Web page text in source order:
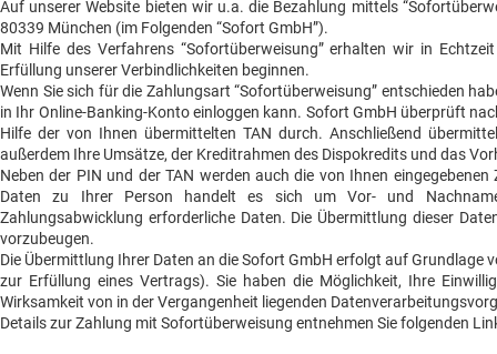
Auf unserer Website bieten wir u.a. die Bezahlung mittels
80339 München (im Folgenden “Sofort GmbH”).
Mit Hilfe des Verfahrens “Sofortüberweisung” erhalten wir in
Erfüllung unserer Verbindlichkeiten beginnen.
Wenn Sie sich für die Zahlungsart “Sofortüberweisung” entschieden
in Ihr Online-Banking-Konto einloggen kann. Sofort GmbH überprüft
Hilfe der von Ihnen übermittelten TAN durch. Anschließend
außerdem Ihre Umsätze, der Kreditrahmen des Dispokredits und das
Neben der PIN und der TAN werden auch die von Ihnen
Daten zu Ihrer Person handelt es sich um Vor- und
Zahlungsabwicklung erforderliche Daten. Die Übermittlung dieser
vorzubeugen.
Die Übermittlung Ihrer Daten an die Sofort GmbH erfolgt auf Grundlage
zur Erfüllung eines Vertrags). Sie haben die Möglichkeit, Ihre
Wirksamkeit von in der Vergangenheit liegenden
Details zur Zahlung mit Sofortüberweisung entnehmen Sie